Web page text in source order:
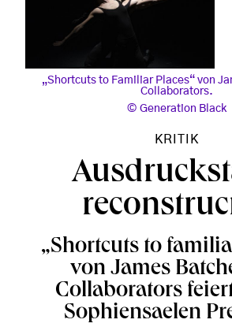
„Shortcuts to Familiar Places“ von
Collaborators.
Generation Black
KRITIK
„Shortcuts to
von James
Collaborators
Sophiensaelen